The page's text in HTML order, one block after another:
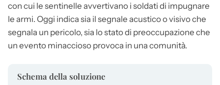
con cui le sentinelle avvertivano i soldati di impugnare
le armi. Oggi indica sia il segnale acustico o visivo che
segnala un pericolo, sia lo stato di preoccupazione che
un evento minaccioso provoca in una comunità.
Schema della soluzione